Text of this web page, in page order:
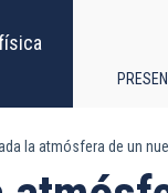
la atmósfera de un